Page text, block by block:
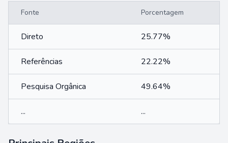
Fonte Porcentagem
Direto 25.77%
Referências 22.22%
Pesquisa Orgânica 49.64%
... ...